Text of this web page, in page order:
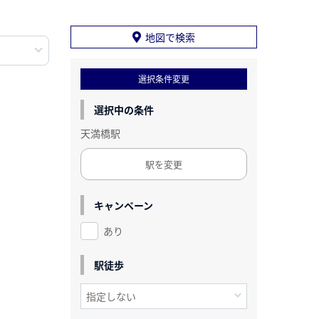
地図で検索
選択条件変更
選択中の条件
天満橋駅
駅を変更
キャンペーン
あり
駅徒歩